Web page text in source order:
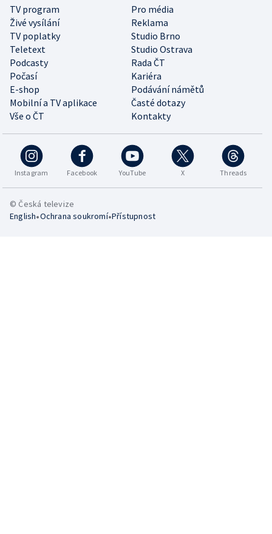
TV program
Pro média
Živé vysílání
Reklama
TV poplatky
Studio Brno
Teletext
Studio Ostrava
Podcasty
Rada ČT
Počasí
Kariéra
E-shop
Podávání námětů
Mobilní a TV aplikace
Časté dotazy
Vše o ČT
Kontakty
Instagram Facebook YouTube X Threads
© Česká televize
English•Ochrana soukromí•Přístupnost